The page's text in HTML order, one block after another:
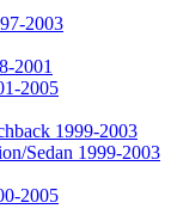
2003
2001
2005
1999-2003
Sedan 1999-2003
2005